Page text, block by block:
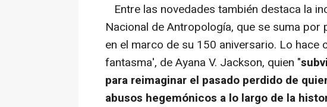
Entre las novedades también destaca la
Nacional de Antropología, que se suma por
en el marco de su 150 aniversario. Lo
fantasma', de Ayana V. Jackson, quien "
para reimaginar el pasado perdido de
abusos hegemónicos a lo largo de la